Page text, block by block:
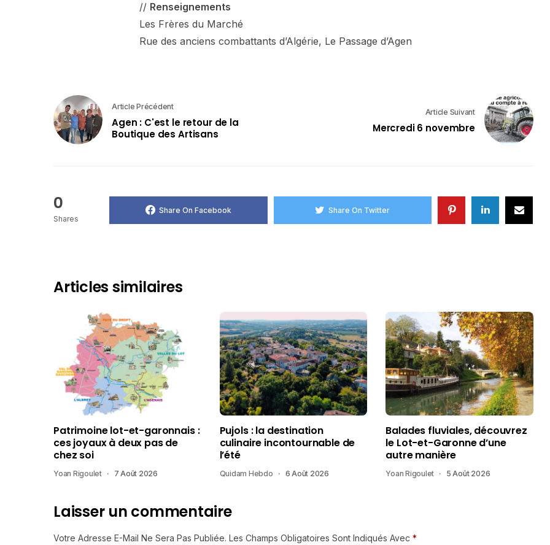
// Renseignements
Les Frères du Marché
Rue des anciens combattants d’Algérie, Le Passage d’Agen
Article Précédent
Agen : C'est le retour de la
Boutique des Artisans
Article Suivant
Mercredi 6 novembre
0
Shares
Share On Facebook Share On Twitter
Articles similaires
Patrimoine lot-et-garonnais :
ces joyaux à deux pas de
chez soi
Yoan Rigoulet 7 Août 2026
Pujols : la destination
culinaire incontournable de
l’été
Quidam Hebdo 6 Août 2026
Balades fluviales, découvrez
le Lot-et-Garonne d’une
autre manière
Yoan Rigoulet 5 Août 2026
Laisser un commentaire
Votre Adresse E-Mail Ne Sera Pas Publiée. Les Champs Obligatoires Sont Indiqués Avec *